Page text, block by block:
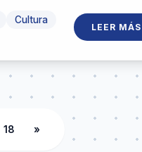
Cultura
LEER MÁS
18 »